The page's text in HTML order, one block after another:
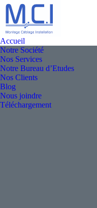
Accueil
Notre Société
Nos Services
Notre Bureau d’Etudes
Nos Clients
Blog
Nous joindre
Téléchargement